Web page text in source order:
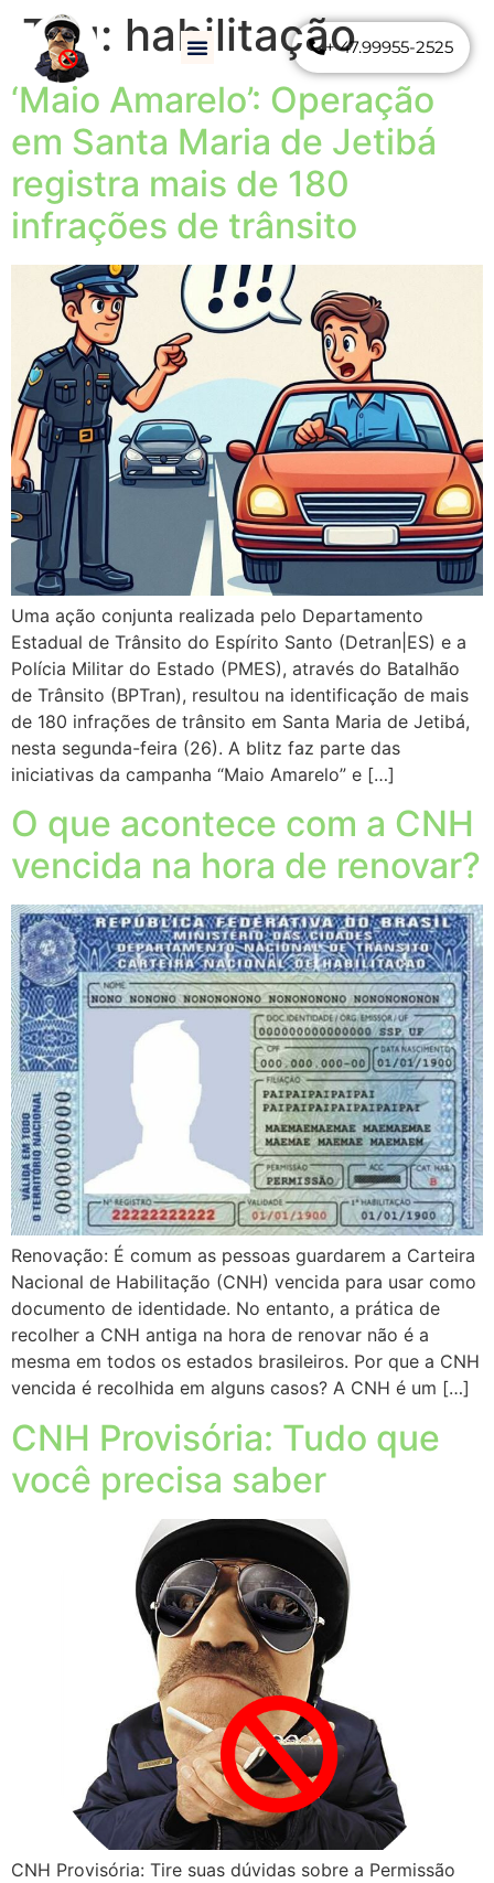
+ 47.99955-2525
Tag: habilitação
‘Maio Amarelo’: Operação
em Santa Maria de Jetibá
registra mais de 180
infrações de trânsito
Uma ação conjunta realizada pelo Departamento
Estadual de Trânsito do Espírito Santo (Detran|ES) e a
Polícia Militar do Estado (PMES), através do Batalhão
de Trânsito (BPTran), resultou na identificação de mais
de 180 infrações de trânsito em Santa Maria de Jetibá,
nesta segunda-feira (26). A blitz faz parte das
iniciativas da campanha “Maio Amarelo” e […]
O que acontece com a CNH
vencida na hora de renovar?
Renovação: É comum as pessoas guardarem a Carteira
Nacional de Habilitação (CNH) vencida para usar como
documento de identidade. No entanto, a prática de
recolher a CNH antiga na hora de renovar não é a
mesma em todos os estados brasileiros. Por que a CNH
vencida é recolhida em alguns casos? A CNH é um […]
CNH Provisória: Tudo que
você precisa saber
CNH Provisória: Tire suas dúvidas sobre a Permissão